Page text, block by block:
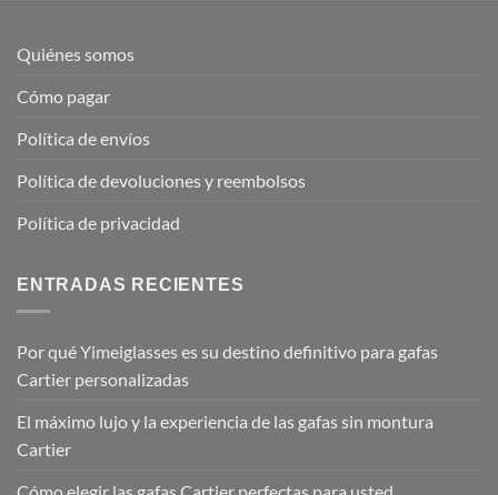
Quiénes somos
Cómo pagar
Política de envíos
Política de devoluciones y reembolsos
Política de privacidad
ENTRADAS RECIENTES
Por qué Yimeiglasses es su destino definitivo para gafas
Cartier personalizadas
El máximo lujo y la experiencia de las gafas sin montura
Cartier
Cómo elegir las gafas Cartier perfectas para usted